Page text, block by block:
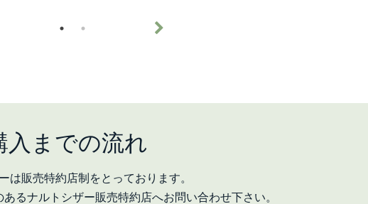
入までの流れ
は販売特約店制をとっております。
るナルトシザー販売特約店へお問い合わせ下さい。